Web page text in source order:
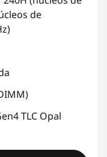
de
TLC Opal